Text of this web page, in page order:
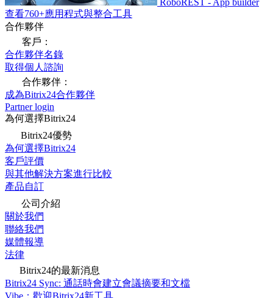
RoboREST - App builder
查看760+應用程式與整合工具
合作夥伴
客戶：
合作夥伴名錄
取得個人諮詢
合作夥伴：
成為Bitrix24合作夥伴
Partner login
為何選擇Bitrix24
Bitrix24優勢
為何選擇Bitrix24
客戶評價
與其他解決方案進行比較
產品自訂
公司介紹
關於我們
聯絡我們
媒體報導
法律
Bitrix24的最新消息
Bitrix24 Sync: 通話時會建立會議摘要和文檔
Vibe：歡迎Bitrix24新工具